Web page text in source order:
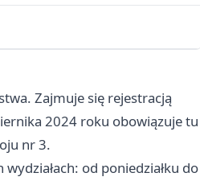
Zajmuje się rejestracją
2024 roku obowiązuje tu
nr 3.
od poniedziałku do